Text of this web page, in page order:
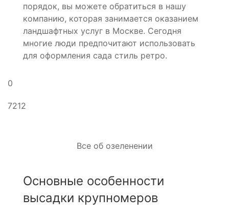
порядок, вы можете обратиться в нашу
компанию, которая занимается оказанием
ландшафтных услуг в Москве. Сегодня
многие люди предпочитают использовать
для оформления сада стиль ретро.
0
7212
Все об озеленении
Основные особенности
высадки крупномеров